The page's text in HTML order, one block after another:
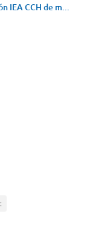
IEA CCH de m...